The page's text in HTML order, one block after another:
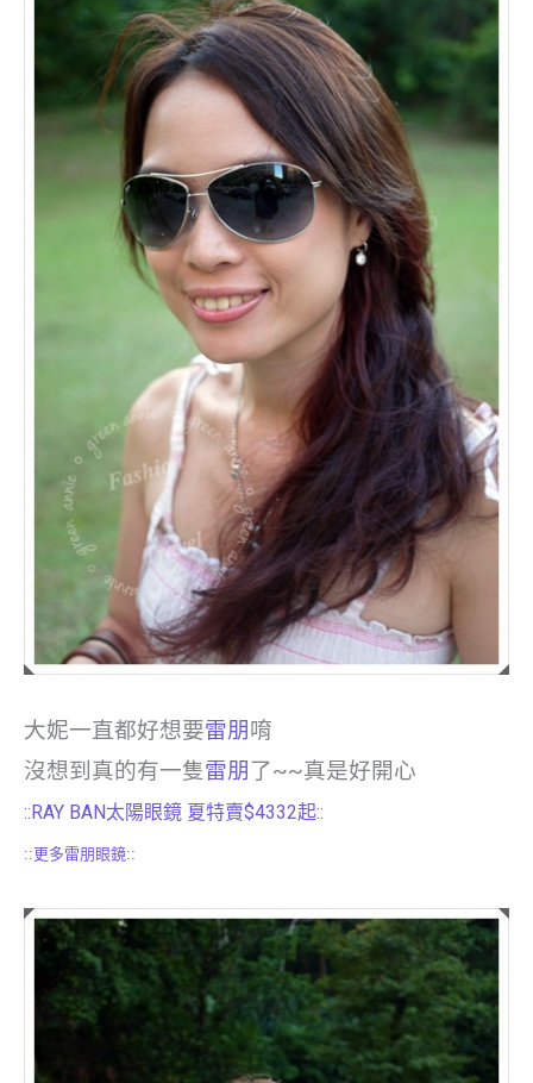
大妮一直都好想要雷朋唷
沒想到真的有一隻雷朋 了~~真是好開心
::RAY BAN太陽眼鏡 夏特賣$4332起::
::更多雷朋眼鏡::